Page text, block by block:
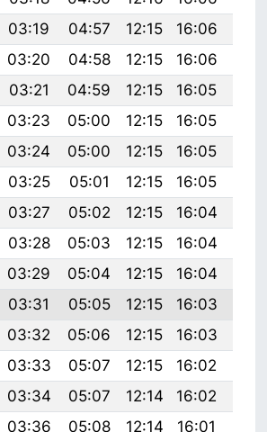
03:19 04:57 12:15 16:06
03:20 04:58 12:15 16:06
03:21 04:59 12:15 16:05
03:23 05:00 12:15 16:05
03:24 05:00 12:15 16:05
03:25 05:01 12:15 16:05
03:27 05:02 12:15 16:04
03:28 05:03 12:15 16:04
03:29 05:04 12:15 16:04
03:31 05:05 12:15 16:03
03:32 05:06 12:15 16:03
03:33 05:07 12:15 16:02
03:34 05:07 12:14 16:02
03:36 05:08 12:14 16:01